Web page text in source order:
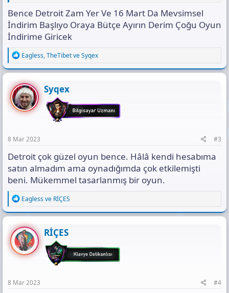
Ekli dosyayı görüntüle 16487
Detroit: Become Human
Bence Detroit Zam Yer Ve 16 Mart Da Mevsimsel
İndirim Başlıyo Oraya Bütçe Ayırın Derim Çoğu Oyun
İndirime Giricek
R
e
a
c
t
i
o
n
Eagless,TheTibetveSyqex
Syqex
8 Mar 2023 #3
Detroit çok güzel oyun bence. Hâlâ kendi hesabıma
satın almadım ama oynadığımda çok etkilemişti
beni. Mükemmel tasarlanmış bir oyun.
R
e
a
c
t
i
o
n
Eaglessve RİÇES
RİÇES
8 Mar 2023 #4